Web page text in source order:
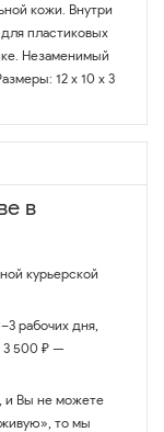
кожи. Внутри
пластиковых
Незаменимый
12 х 10 х 3
в
курьерской
рабочих дня,
3 500 ₽ —
и Вы не можете
живую», то мы